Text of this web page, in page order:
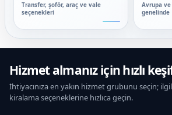
Transfer, şoför, araç ve vale
seçenekleri
Avrupa ve
genelinde
Hizmet almanız için hızlı
İhtiyacınıza en yakın hizmet grubunu seçin;
kiralama seçeneklerine hızlıca geçin.